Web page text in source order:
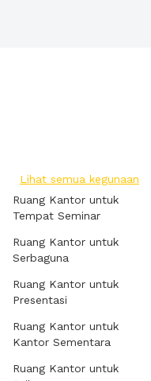
Lihat semua kegunaan
Ruang Kantor untuk
Tempat Seminar
Ruang Kantor untuk
Serbaguna
Ruang Kantor untuk
Presentasi
Ruang Kantor untuk
Kantor Sementara
Ruang Kantor untuk